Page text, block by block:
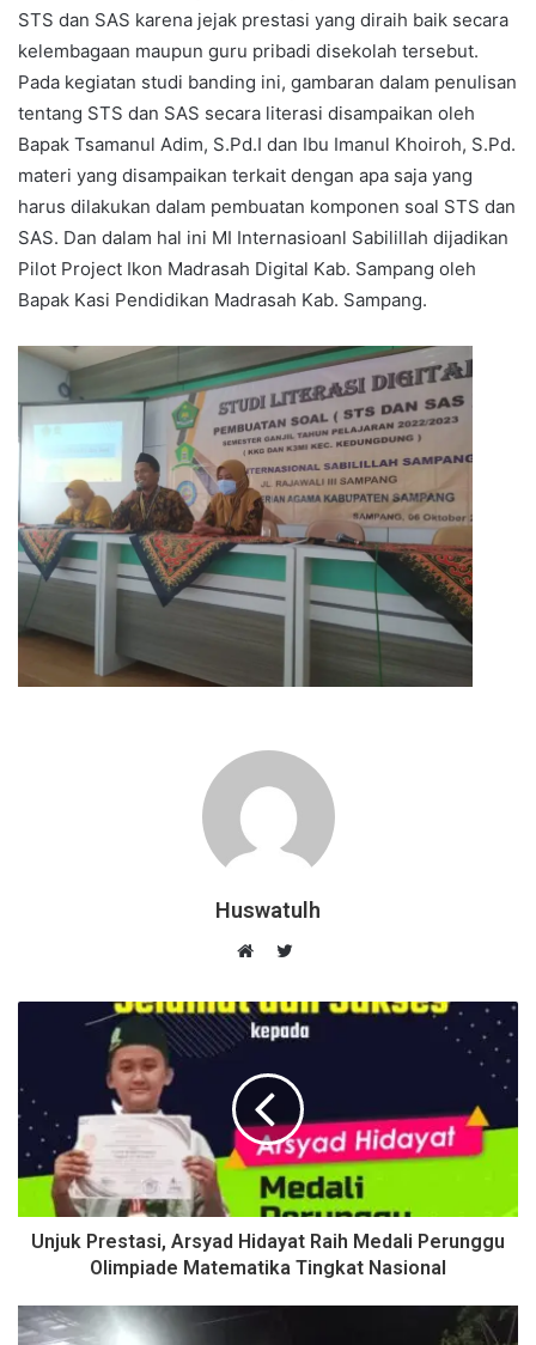
STS dan SAS karena jejak prestasi yang diraih baik secara
kelembagaan maupun guru pribadi disekolah tersebut.
Pada kegiatan studi banding ini, gambaran dalam penulisan
tentang STS dan SAS secara literasi disampaikan oleh
Bapak Tsamanul Adim, S.Pd.I dan Ibu Imanul Khoiroh, S.Pd.
materi yang disampaikan terkait dengan apa saja yang
harus dilakukan dalam pembuatan komponen soal STS dan
SAS. Dan dalam hal ini MI Internasioanl Sabilillah dijadikan
Pilot Project Ikon Madrasah Digital Kab. Sampang oleh
Bapak Kasi Pendidikan Madrasah Kab. Sampang.
Huswatulh
e
b
t
e
i
t
e
r
Unjuk Prestasi, Arsyad Hidayat Raih Medali Perunggu
Olimpiade Matematika Tingkat Nasional